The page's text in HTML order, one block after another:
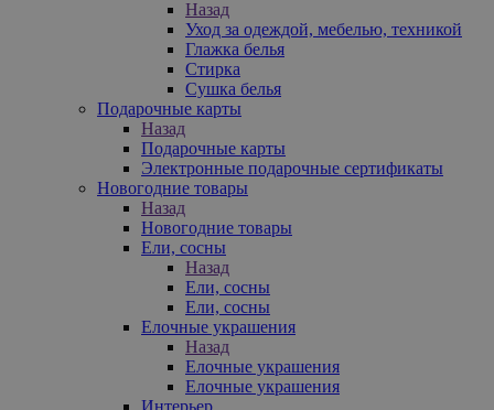
Назад
Уход за одеждой, мебелью, техникой
Глажка белья
Стирка
Сушка белья
Подарочные карты
Назад
Подарочные карты
Электронные подарочные сертификаты
Новогодние товары
Назад
Новогодние товары
Ели, сосны
Назад
Ели, сосны
Ели, сосны
Елочные украшения
Назад
Елочные украшения
Елочные украшения
Интерьер